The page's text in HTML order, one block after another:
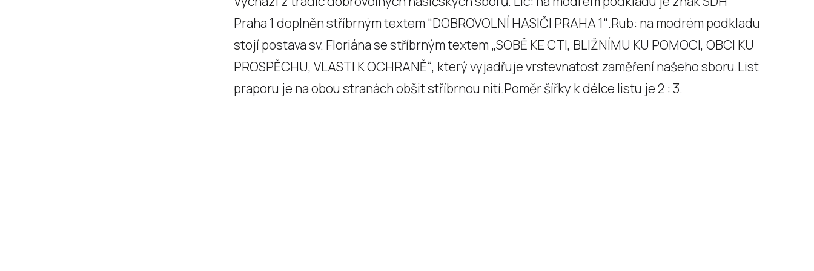
Praha 1 doplněn stříbrným textem “DOBROVOLNÍ HASIČI PRAHA 1“.Rub: na modrém podkladu
stojí postava sv. Floriána se stříbrným textem „SOBĚ KE CTI, BLIŽNÍMU KU POMOCI, OBCI KU
PROSPĚCHU, VLASTI K OCHRANĚ“, který vyjadřuje vrstevnatost zaměření našeho sboru.List
praporu je na obou stranách obšit stříbrnou nití.Poměr šířky k délce listu je 2 : 3.